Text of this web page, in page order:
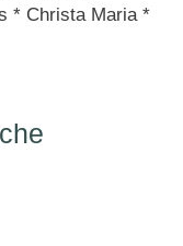
* Christa Maria *